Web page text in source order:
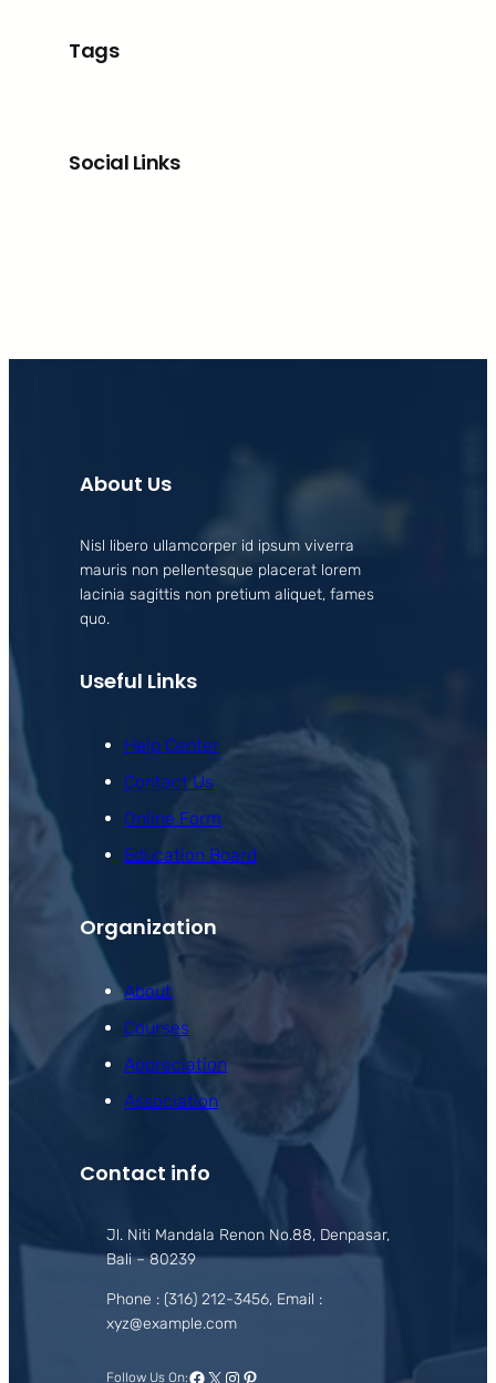
Tags
Social Links
About Us
Nisl libero ullamcorper id ipsum viverra
mauris non pellentesque placerat lorem
lacinia sagittis non pretium aliquet, fames
quo.
Useful Links
Help Center
Contact Us
Online Form
Education Board
Organization
About
Courses
Appreciation
Association
Contact info
Jl. Niti Mandala Renon No.88, Denpasar,
Bali – 80239
Phone : (316) 212-3456, Email :
xyz@example.com
Follow Us On:Facebook
X Instagram
Pinterest